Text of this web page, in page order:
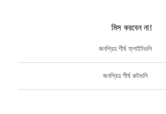
মিস করবেন না!
জনপ্রিয় শীর্ষ ফ্লাইটগুলি
জনপ্রিয় শীর্ষ রুটগুলি